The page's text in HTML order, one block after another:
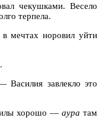
чекушками. Весело
терпела.
мечтах норовил уйти
Василия завлекло это
хорошо — аура там